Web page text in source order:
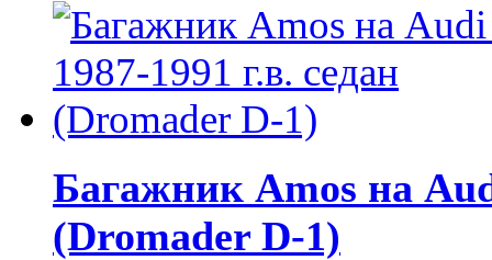
Багажник Amos на
(Dromader D-1)